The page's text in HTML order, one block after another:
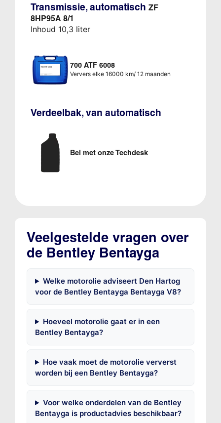
Transmissie, automatisch ZF
8HP95A 8/1
Inhoud 10,3 liter
700 ATF 6008
Ververs elke 16000 km/ 12 maanden
Verdeelbak, van automatisch
Bel met onze Techdesk
Veelgestelde vragen over
de Bentley Bentayga
Welke motorolie adviseert Den Hartog
voor de Bentley Bentayga Bentayga V8?
Hoeveel motorolie gaat er in een
Bentley Bentayga?
Hoe vaak moet de motorolie ververst
worden bij een Bentley Bentayga?
Voor welke onderdelen van de Bentley
Bentayga is productadvies beschikbaar?